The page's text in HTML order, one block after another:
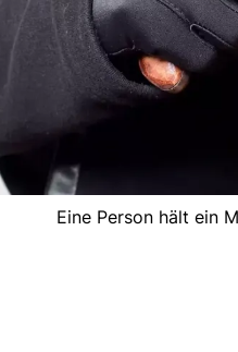
Eine Person hält ein